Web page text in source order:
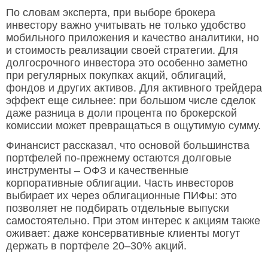
По словам эксперта, при выборе брокера
инвестору важно учитывать не только удобство
мобильного приложения и качество аналитики, но
и стоимость реализации своей стратегии. Для
долгосрочного инвестора это особенно заметно
при регулярных покупках акций, облигаций,
фондов и других активов. Для активного трейдера
эффект еще сильнее: при большом числе сделок
даже разница в доли процента по брокерской
комиссии может превращаться в ощутимую сумму.
Финансист рассказал, что основой большинства
портфелей по-прежнему остаются долговые
инструменты – ОФЗ и качественные
корпоративные облигации. Часть инвесторов
выбирает их через облигационные ПИФы: это
позволяет не подбирать отдельные выпуски
самостоятельно. При этом интерес к акциям также
оживает: даже консервативные клиенты могут
держать в портфеле 20–30% акций.